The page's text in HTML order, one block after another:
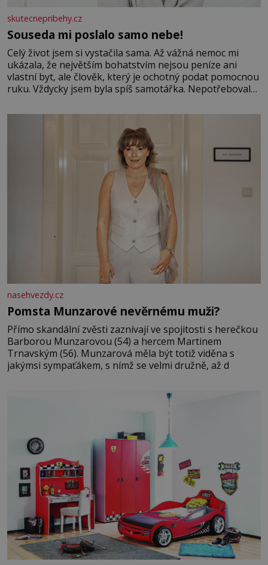
skutecnepribehy.cz
Souseda mi poslalo samo nebe!
Celý život jsem si vystačila sama. Až vážná nemoc mi
ukázala, že největším bohatstvím nejsou peníze ani
vlastní byt, ale člověk, který je ochotný podat pomocnou
ruku. Vždycky jsem byla spíš samotářka. Nepotřebovala
mi knihy, práce a hlavně klid. Hned po studiích jsem
nasehvezdy.cz
Pomsta Munzarové nevěrnému muži?
Přímo skandální zvěsti zaznívají ve spojitosti s herečkou
Barborou Munzarovou (54) a hercem Martinem
Trnavským (56). Munzarová měla být totiž viděna s
jakýmsi sympaťákem, s nímž se velmi družně, až d